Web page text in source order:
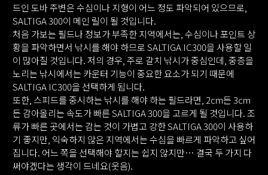
드인 도바 주변은 수심이나 지형이 어느 정도 파악되어 있으므로,
SALTIGA 300이 메인 릴이 될 것입니다.
처음 가보는 필드나 정보가 부족한 지역에서는, 수심이나 포인트 상
황을 파악하면서 낚시를 해야 하므로 SALTIGA IC300을 사용할 일
이 많아질 것입니다. 저의 경우, 주로 갈치 낚시가 중심인데, 중층을
노리는 낚시에서는 카운터 기능이 중요한 요소가 되기 때문에
SALTIGA IC300을 선택하게 됩니다.
또한, 스피드를 중시하는 낚시를 해야 하는 필드라면, 2cm든 3cm
든 감아올리는 속도가 빠른 SALTIGA 300을 고르게 될 것입니다. 조
류가 빠른 곳에서는 감는 것이 가볍고 강한 SALTIGA 300이 사용하
기 좋지만, 익숙하지 않은 지역에서는 수심을 빠르게 파악하고 싶어
집니다. 어느 쪽을 선택해야 할지는 쉽지 않지만… 결국 두 가지 다
써야겠다는 생각이 드네요(웃음).